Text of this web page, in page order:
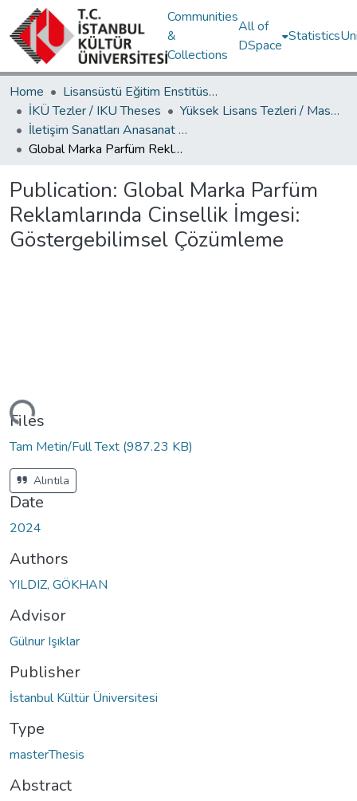
Communities
&
Collections
All of
DSpace
Statistics
Home
Lisansüstü Eğitim Enstitüsü / Postgraduate Education Institute
İKÜ Tezler / IKU Theses
Yüksek Lisans Tezleri / Master's Theses
İletişim Sanatları Anasanat Dalı / Communication Arts Department
Global Marka Parfüm Reklamlarında Cinsellik İmgesi: Göstergebilimsel Çözümleme
Publication: Global Marka Parfüm
Reklamlarında Cinsellik İmgesi:
Göstergebilimsel Çözümleme
Files
Tam Metin/Full Text (987.23 KB)
Alıntıla
Date
2024
Authors
YILDIZ, GÖKHAN
Advisor
Gülnur Işıklar
Publisher
İstanbul Kültür Üniversitesi
Type
masterThesis
Abstract